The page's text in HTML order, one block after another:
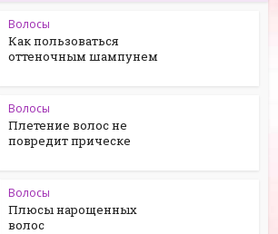
Волосы
Как пользоваться
оттеночным шампунем
Волосы
Плетение волос не
повредит прическе
Волосы
Плюсы нарощенных
волос